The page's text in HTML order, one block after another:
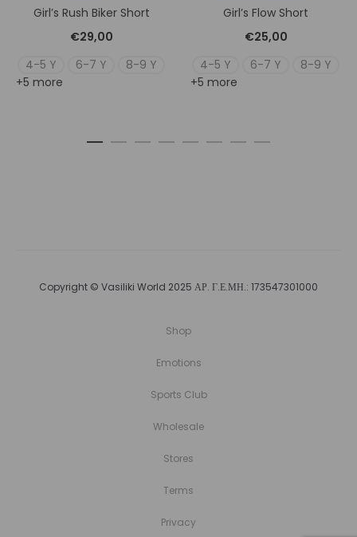
Girl’s Rush Biker Short
€29,00
4-5 Y
6-7 Y
8-9 Y
+5 more
Girl’s Flow Short
€25,00
4-5 Y
6-7 Y
8-9 Y
+5 more
Copyright © Vasiliki World 2025 ΑΡ. Γ.Ε.ΜΗ.: 173547301000
Shop
Emotions
Sports Club
Wholesale
Stores
Terms
Privacy